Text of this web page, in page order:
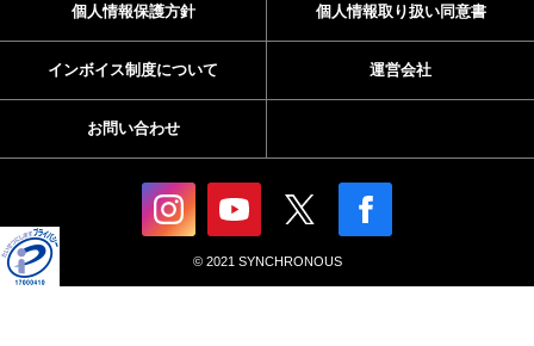
個人情報保護方針 個人情報取り扱い同意書
インボイス制度について 運営会社
お問い合わせ
© 2021 SYNCHRONOUS